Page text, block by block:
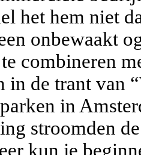
het hem niet
onbewaakt
combineren
in de trant van
in
stroomden
kun je